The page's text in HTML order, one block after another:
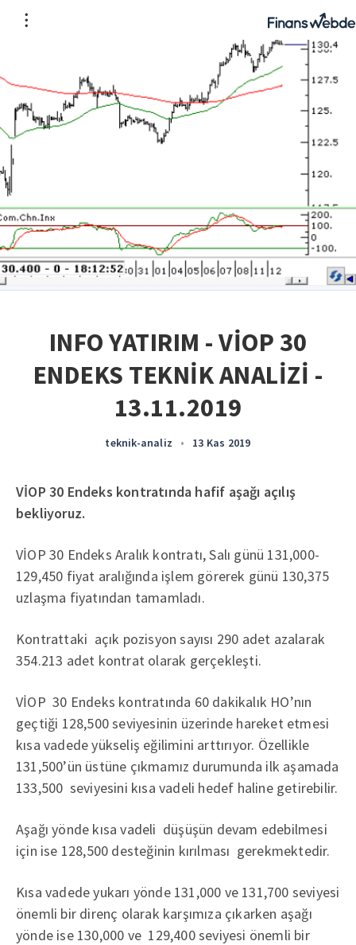
INFO YATIRIM - VİOP 30
ENDEKS TEKNİK ANALİZİ -
13.11.2019
teknik-analiz • 13 Kas 2019
VİOP 30 Endeks kontratında hafif aşağı açılış
bekliyoruz.
VİOP 30 Endeks Aralık kontratı, Salı günü 131,000-
129,450 fiyat aralığında işlem görerek günü 130,375
uzlaşma fiyatından tamamladı.
Kontrattaki açık pozisyon sayısı 290 adet azalarak
354.213 adet kontrat olarak gerçekleşti.
VİOP 30 Endeks kontratında 60 dakikalık HO’nın
geçtiği 128,500 seviyesinin üzerinde hareket etmesi
kısa vadede yükseliş eğilimini arttırıyor. Özellikle
131,500’ün üstüne çıkmamız durumunda ilk aşamada
133,500 seviyesini kısa vadeli hedef haline getirebilir.
Aşağı yönde kısa vadeli düşüşün devam edebilmesi
için ise 128,500 desteğinin kırılması gerekmektedir.
Kısa vadede yukarı yönde 131,000 ve 131,700 seviyesi
önemli bir direnç olarak karşımıza çıkarken aşağı
yönde ise 130,000 ve 129,400 seviyesi önemli bir